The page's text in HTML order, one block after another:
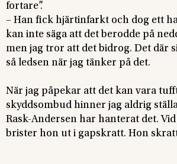
fortare”.
– Han fick hjärtinfarkt och dog ett
kan inte säga att det berodde på
men jag tror att det bidrog. Det där
så ledsen när jag tänker på det.
När jag påpekar att det kan vara
skyddsombud hinner jag aldrig
Rask-Andersen har hanterat det.
brister hon ut i gapskratt. Hon